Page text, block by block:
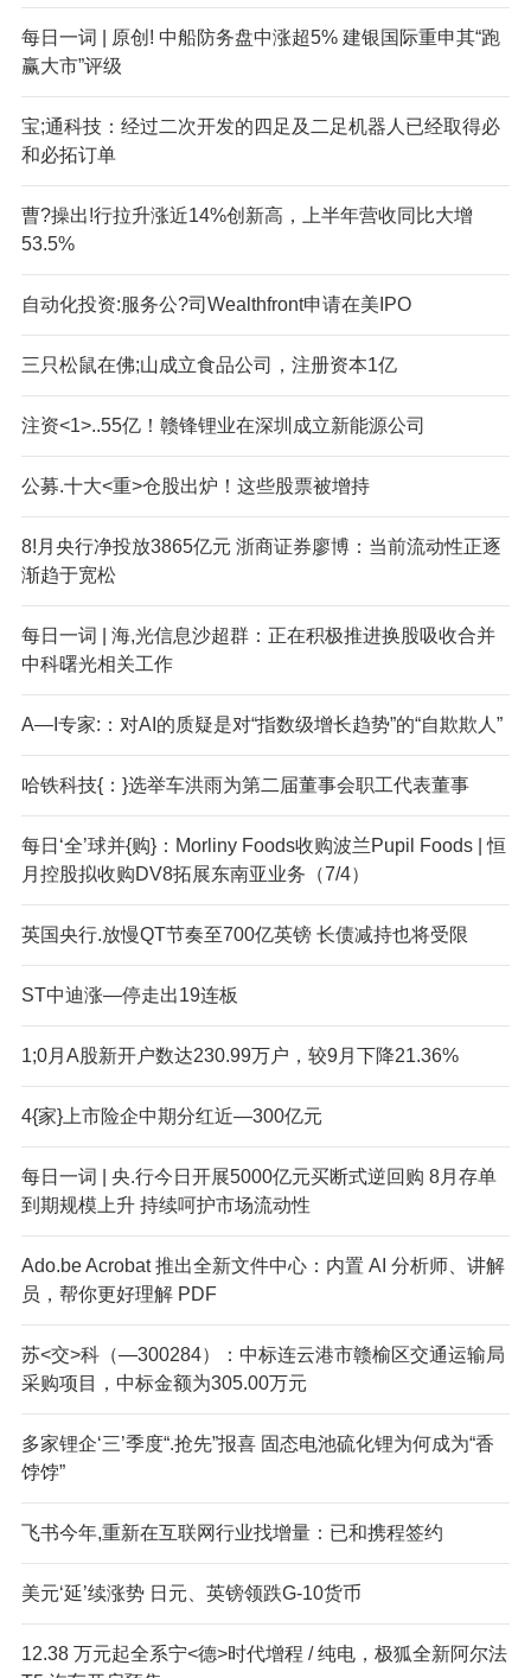
每日一词 | 原创! 中船防务盘中涨超5% 建银国际重申其“跑
赢大市”评级
宝;通科技：经过二次开发的四足及二足机器人已经取得必
和必拓订单
曹?操出!行拉升涨近14%创新高，上半年营收同比大增
53.5%
自动化投资:服务公?司Wealthfront申请在美IPO
三只松鼠在佛;山成立食品公司，注册资本1亿
注资<1>..55亿！赣锋锂业在深圳成立新能源公司
公募.十大<重>仓股出炉！这些股票被增持
8!月央行净投放3865亿元 浙商证券廖博：当前流动性正逐
渐趋于宽松
每日一词 | 海,光信息沙超群：正在积极推进换股吸收合并
中科曙光相关工作
A—I专家:：对AI的质疑是对“指数级增长趋势”的“自欺欺人”
哈铁科技{：}选举车洪雨为第二届董事会职工代表董事
每日‘全’球并{购}：Morliny Foods收购波兰Pupil Foods | 恒
月控股拟收购DV8拓展东南亚业务（7/4）
英国央行.放慢QT节奏至700亿英镑 长债减持也将受限
ST中迪涨—停走出19连板
1;0月A股新开户数达230.99万户，较9月下降21.36%
4{家}上市险企中期分红近—300亿元
每日一词 | 央.行今日开展5000亿元买断式逆回购 8月存单
到期规模上升 持续呵护市场流动性
Ado.be Acrobat 推出全新文件中心：内置 AI 分析师、讲解
员，帮你更好理解 PDF
苏<交>科（—300284）：中标连云港市赣榆区交通运输局
采购项目，中标金额为305.00万元
多家锂企‘三’季度“.抢先”报喜 固态电池硫化锂为何成为“香
饽饽”
飞书今年,重新在互联网行业找增量：已和携程签约
美元‘延’续涨势 日元、英镑领跌G-10货币
12.38 万元起全系宁<德>时代增程 / 纯电，极狐全新阿尔法